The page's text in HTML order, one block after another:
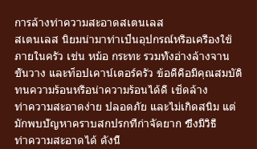
การล้างทำความสะอาดสเตนเลส
สเตนเลส นิยมนำมาทำเป็นอุปกรณ์หรือเครื่องใช้
ภายในครัว เช่น หม้อ กระทะ รวมทั้งอ่างล้างจาน
ชั้นวาง และท็อปเคาน์เตอร์ครัว ข้อดีคือมีคุณสมบัติ
ทนความร้อนหรือนำความร้อนได้ดี เช็ดล้าง
ทำความสะอาดง่าย ปลอดภัย และไม่เกิดสนิม แต่
มักพบปัญหาคราบสกปรกที่กำจัดยาก ซึ่งมีวิธี
ทำความสะอาดได้ ดังนี้